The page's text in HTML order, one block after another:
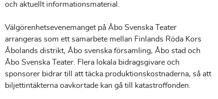
och aktuellt informationsmaterial.
Välgörenhetsevenemanget på Åbo Svenska Teater
arrangeras som ett samarbete mellan Finlands Röda Kors
Åbolands distrikt, Åbo svenska församling, Åbo stad och
Åbo Svenska Teater. Flera lokala bidragsgivare och
sponsorer bidrar till att täcka produktionskostnaderna, så att
biljettintäkterna oavkortade kan gå till katastroffonden.